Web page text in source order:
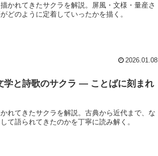
かれてきたサクラを解説。屏風・文様・量産さ
どのように定着していったかを描く。
2026.01.08
学と詩歌のサクラ ― ことばに刻まれ
れてきたサクラを解説。古典から近代まで、な
て語られてきたのかを丁寧に読み解く。